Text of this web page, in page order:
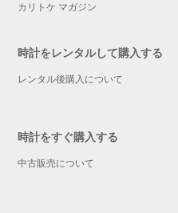
カリトケ マガジン
時計をレンタルして購入する
レンタル後購入について
時計をすぐ購入する
中古販売について